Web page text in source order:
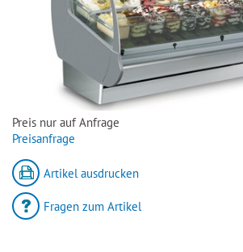
Preis nur auf Anfrage
Preisanfrage
Artikel ausdrucken
Fragen zum Artikel